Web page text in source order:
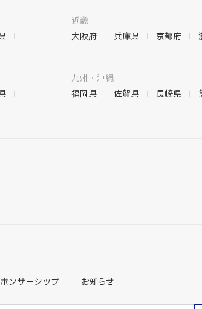
近畿
大阪府
兵庫県 京都府
九州・沖縄
福岡県
佐賀県 長崎県
ンサーシップ お知らせ